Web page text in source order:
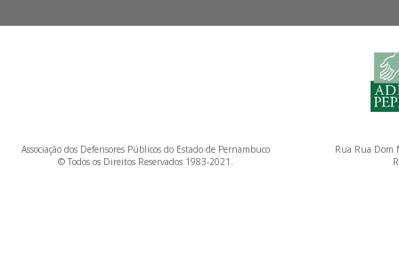
Associação dos Defensores Públicos do Estado de Pernambuco
© Todos os Direitos Reservados 1983-2021.
Rua Rua Dom